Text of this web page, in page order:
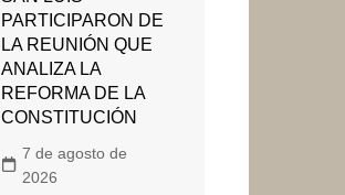
PARTICIPARON DE
LA REUNIÓN QUE
ANALIZA LA
REFORMA DE LA
CONSTITUCIÓN
7 de agosto de
2026